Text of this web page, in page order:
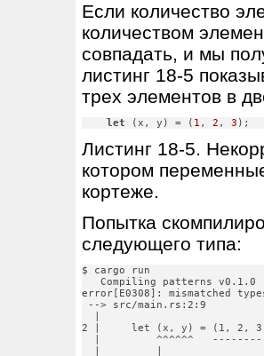
Если количество
количеством
совпадать, и мы
листинг 18-5
трех элементов в
let (x, y) = ( 1 , 2 , 3 );
Листинг 18-5.
котором
кортеже.
Попытка
следующего типа:
$ cargo run
Compiling patterns v0.1.0
error[E0308]: mismatched
--> src/main.rs:2:9
2 |     let (x, y) = (1, 2,
|         ^^^^^^